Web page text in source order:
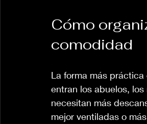
Cómo
comodidad
La forma más
entran los abuelos,
necesitan más
mejor ventiladas o